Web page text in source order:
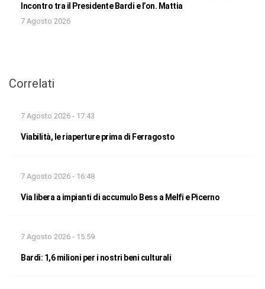
Incontro tra il Presidente Bardi e l’on. Mattia
7 Agosto 2026
Correlati
7 Agosto 2026 - 17:43
Viabilità, le riaperture prima di Ferragosto
7 Agosto 2026 - 16:48
Via libera a impianti di accumulo Bess a Melfi e Picerno
7 Agosto 2026 - 15:59
Bardi: 1,6 milioni per i nostri beni culturali